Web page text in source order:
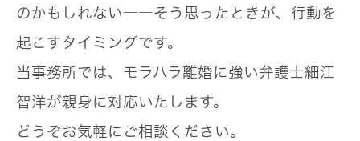
のかもしれない――そう思ったときが、行動を
起こすタイミングです。
当事務所では、 モラハラ離婚に強い弁護士細江
智洋が親身に対応いたします。
どうぞお気軽にご相談ください。